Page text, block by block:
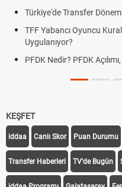
Türkiye'de Transfer
TFF Yabancı Oyuncu
Uygulanıyor?
PFDK Nedir? PFDK
KEŞFET
iddaa Canlı Skor Puan Durumu
Transfer Haberleri TV'de Bugün